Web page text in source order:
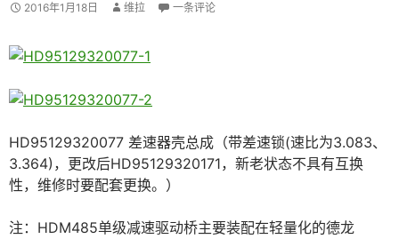
2016年1月18日 维拉 一条评论
HD95129320077 差速器壳总成（带差速锁(速比为3.083、
3.364)，更改后HD95129320171，新老状态不具有互换
性，维修时要配套更换。）
注：HDM485单级减速驱动桥主要装配在轻量化的德龙